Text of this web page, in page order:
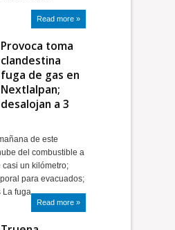
Read more »
Provoca toma
clandestina
fuga de gas en
Nextlalpan;
desalojan a 3
de este
del combustible a
casi un kilómetro;
para evacuados;
La fuga …
Read more »